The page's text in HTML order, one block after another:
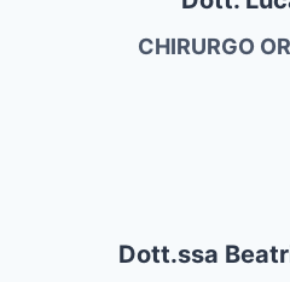
CHIRURGO
Dott.ssa